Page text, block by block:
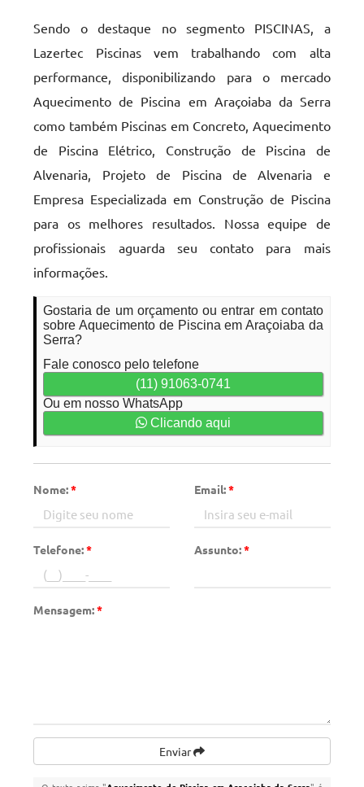
Sendo o destaque no segmento PISCINAS, a
Lazertec Piscinas vem trabalhando com alta
performance, disponibilizando para o mercado
Aquecimento de Piscina em Araçoiaba da Serra
como também Piscinas em Concreto, Aquecimento
de Piscina Elétrico, Construção de Piscina de
Alvenaria, Projeto de Piscina de Alvenaria e
Empresa Especializada em Construção de Piscina
para os melhores resultados. Nossa equipe de
profissionais aguarda seu contato para mais
informações.
Gostaria de um orçamento ou entrar em contato
sobre Aquecimento de Piscina em Araçoiaba da
Serra?
Fale conosco pelo telefone
(11) 91063-0741
Ou em nosso WhatsApp
Clicando aqui
Nome:* Email:*
Telefone:* Assunto:*
Mensagem:*
Enviar